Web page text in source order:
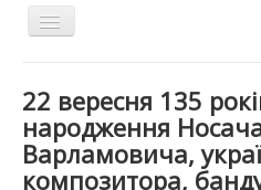
Перемикач
ПРО НАС
ПУБЛІЧНА ІНФОРМАЦІЯ
22 вересня 135
народження
Варламовича,
композитора,